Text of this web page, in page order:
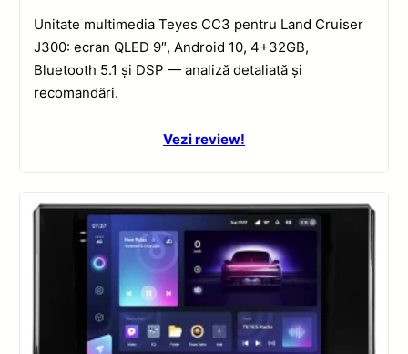
Unitate multimedia Teyes CC3 pentru Land Cruiser
J300: ecran QLED 9″, Android 10, 4+32GB,
Bluetooth 5.1 și DSP — analiză detaliată și
recomandări.
Vezi review!